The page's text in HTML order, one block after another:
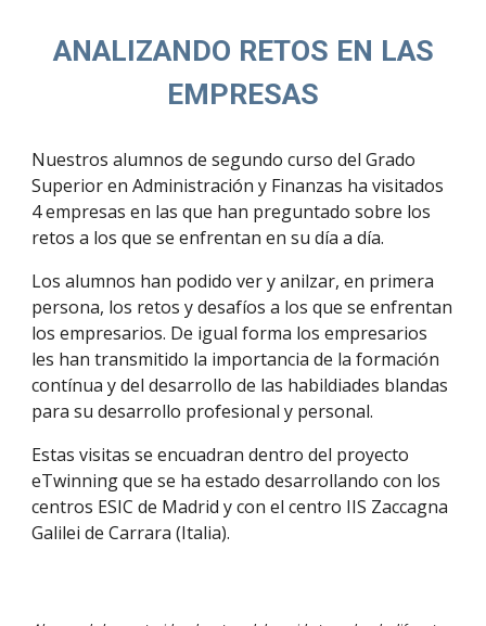
ANALIZANDO RETOS EN LAS
EMPRESAS
Nuestros alumnos de segundo curso del Grado
Superior en Administración y Finanzas ha visitados
4 empresas en las que han preguntado sobre los
retos a los que se enfrentan en su día a día.
Los alumnos han podido ver y anilzar, en primera
persona, los retos y desafíos a los que se enfrentan
los empresarios. De igual forma los empresarios
les han transmitido la importancia de la formación
contínua y del desarrollo de las habildiades blandas
para su desarrollo profesional y personal.
Estas visitas se encuadran dentro del proyecto
eTwinning que se ha estado desarrollando con los
centros ESIC de Madrid y con el centro IIS Zaccagna
Galilei de Carrara (Italia).